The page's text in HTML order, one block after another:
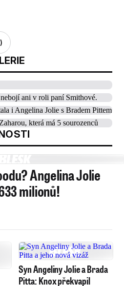
Angelina Jolie
milionů!
Syn Angeliny Jolie a Brada
Pitta: Knox překvapil